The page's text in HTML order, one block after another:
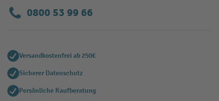
0800 53 99 66
Versandkostenfrei ab 250€
Sicherer Datenschutz
Persönliche Kaufberatung